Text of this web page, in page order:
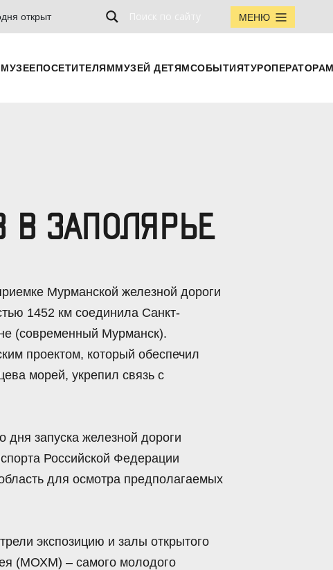
открыт МЕНЮ
ПОСЕТИТЕЛЯММУЗЕЙ ДЕТЯМСОБЫТИЯТУРОПЕРАТОРАМ
В ЗАПОЛЯРЬЕ
Мурманской железной дороги
1452 км соединила Санкт-
(современный Мурманск).
проектом, который обеспечил
морей, укрепил связь с
дня запуска железной дороги
Российской Федерации
для осмотра предполагаемых
экспозицию и залы открытого
(МОХМ) – самого молодого